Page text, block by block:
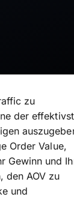
zu
der
Order Value,
Gewinn und
den AOV zu
und